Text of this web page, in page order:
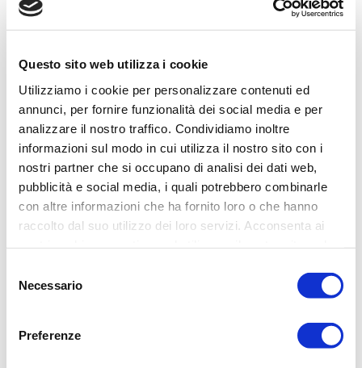
Questo sito web utilizza i cookie
Utilizziamo i cookie per personalizzare contenuti ed
annunci, per fornire funzionalità dei social media e per
analizzare il nostro traffico. Condividiamo inoltre
informazioni sul modo in cui utilizza il nostro sito con i
nostri partner che si occupano di analisi dei dati web,
pubblicità e social media, i quali potrebbero combinarle
con altre informazioni che ha fornito loro o che hanno
raccolto dal suo utilizzo dei loro servizi. Acconsenta ai
delNecessario
Preferenze
DAL 2007